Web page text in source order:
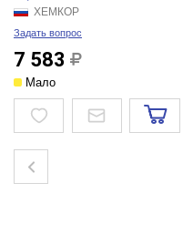
ХЕМКОР
Задать вопрос
7 583
Мало